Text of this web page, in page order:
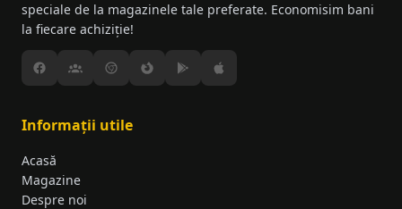
speciale de la magazinele tale preferate. Economisim bani
la fiecare achiziție!
Informații utile
Acasă
Magazine
Despre noi